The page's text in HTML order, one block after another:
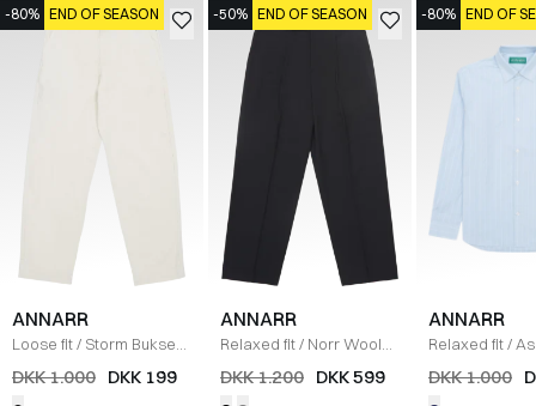
-80% END OF SEASON
ANNARR
Loose fit/ Storm Bukser
OFF WHITE
DKK 1.000 DKK 199
-50% END OF SEASON
ANNARR
Relaxed fit/ Norr Wool
Blend Pants
BLACK
DKK 1.200 DKK 599
-80% END OF
ANNARR
Relaxed fit/
Skjorte / BLÅ
DKK 1.000